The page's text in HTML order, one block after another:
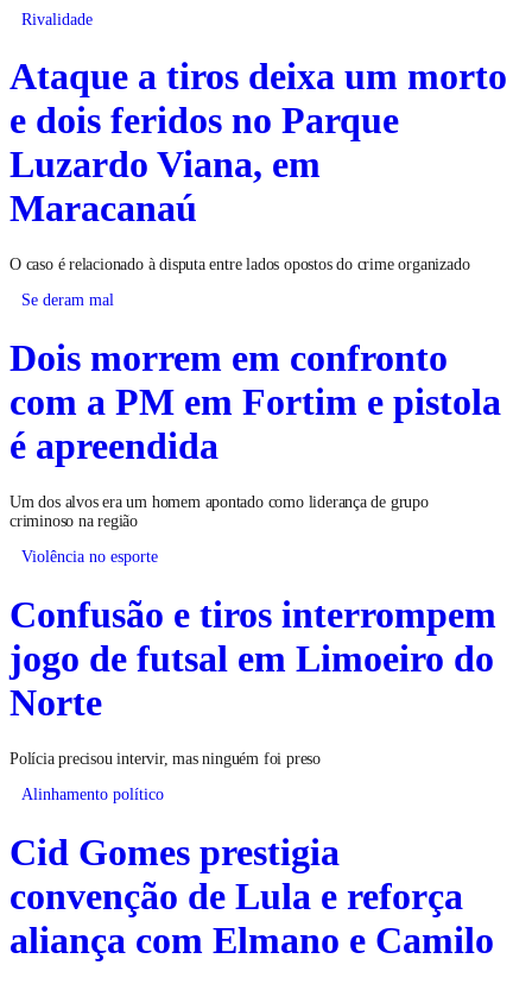
Rivalidade
Ataque a tiros deixa um morto
e dois feridos no Parque
Luzardo Viana, em
Maracanaú
O caso é relacionado à disputa entre lados opostos do crime organizado
Se deram mal
Dois morrem em confronto
com a PM em Fortim e pistola
é apreendida
Um dos alvos era um homem apontado como liderança de grupo
criminoso na região
Violência no esporte
Confusão e tiros interrompem
jogo de futsal em Limoeiro do
Norte
Polícia precisou intervir, mas ninguém foi preso
Alinhamento político
Cid Gomes prestigia
convenção de Lula e reforça
aliança com Elmano e Camilo